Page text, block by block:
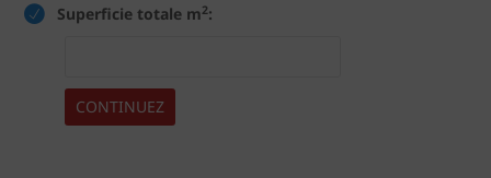
Superficie totale m2:
CONTINUEZ